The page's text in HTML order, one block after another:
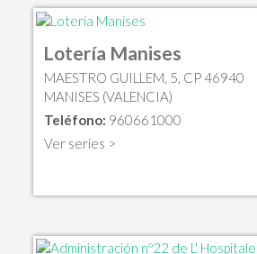
Lotería Manises
MAESTRO GUILLEM, 5, CP 46940
MANISES (VALENCIA)
Teléfono: 960661000
Ver series >